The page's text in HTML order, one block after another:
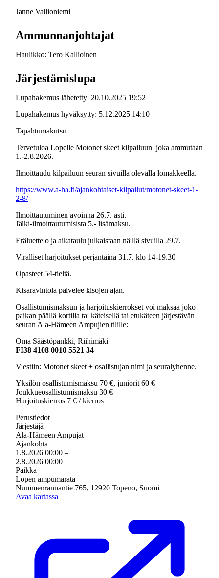
Janne Vallioniemi
Ammunnanjohtajat
Haulikko: Tero Kallioinen
Järjestämislupa
Lupahakemus lähetetty: 20.10.2025 19:52
Lupahakemus hyväksytty: 5.12.2025 14:10
Tapahtumakutsu
Tervetuloa Lopelle Motonet skeet kilpailuun, joka ammutaan
1.-2.8.2026.
Ilmoittaudu kilpailuun seuran sivuilla olevalla lomakkeella.
https://www.a-ha.fi/ajankohtaiset-kilpailut/motonet-skeet-1-
2-8/
Ilmoittautuminen avoinna 26.7. asti.
Jälki-ilmoittautumisista 5.- lisämaksu.
Eräluettelo ja aikataulu julkaistaan näillä sivuilla 29.7.
Viralliset harjoitukset perjantaina 31.7. klo 14-19.30
Opasteet 54-tieltä.
Kisaravintola palvelee kisojen ajan.
Osallistumismaksun ja harjoituskierrokset voi maksaa joko
paikan päällä kortilla tai käteisellä tai etukäteen järjestävän
seuran Ala-Hämeen Ampujien tilille:
Oma Säästöpankki, Riihimäki
FI38 4108 0010 5521 34
Viestiin: Motonet skeet + osallistujan nimi ja seuralyhenne.
Yksilön osallistumismaksu 70 €, juniorit 60 €
Joukkueosallistumismaksu 30 €
Harjoituskierros 7 € / kierros
Perustiedot
Järjestäjä
Ala-Hämeen Ampujat
Ajankohta
1.8.2026 00:00 –
2.8.2026 00:00
Paikka
Lopen ampumarata
Nummenrannantie 765, 12920 Topeno, Suomi
Avaa kartassa